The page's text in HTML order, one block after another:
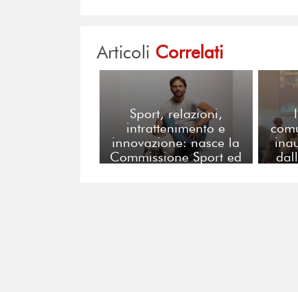
Articoli Correlati
Sport, relazioni,
intrattenimento e
innovazione: nasce la
Commissione Sport ed